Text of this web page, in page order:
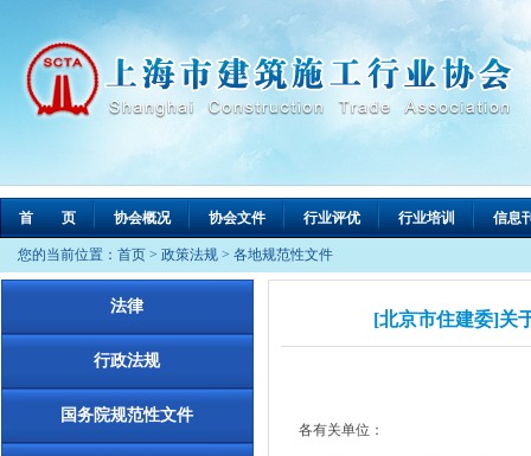
首 页 协会概况 协会文件 行业评优 行业培训 信息
您的当前位置： 首页 > 政策法规 > 各地规范性文件
法律
行政法规
国务院规范性文件
[北京市住建委]关
各有关单位：